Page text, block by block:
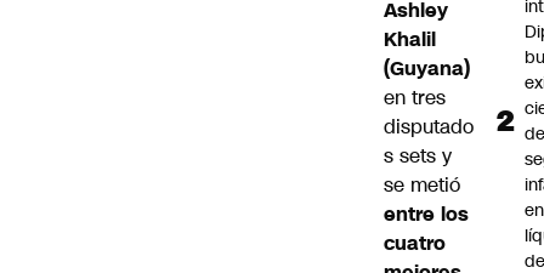
Ashley
Khalil
(Guyana)
en tres
disputado
s sets y
se metió
entre los
cuatro
de
en
de